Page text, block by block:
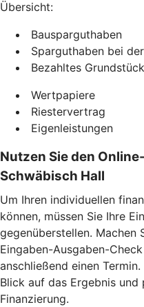
Übersicht:
Bausparguthaben
Sparguthaben bei
Bezahltes Grundstück
Wertpapiere
Riestervertrag
Eigenleistungen
Nutzen Sie den
Schwäbisch Hall
Um Ihren individuellen
können, müssen Sie Ihre
gegenüberstellen. Machen
Eingaben-Ausgaben-
anschließend einen
Blick auf das Ergebnis
Finanzierung.